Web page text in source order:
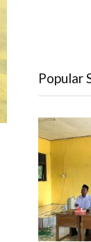
Popular